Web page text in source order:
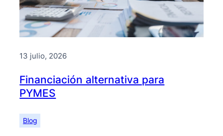
13 julio, 2026
Financiación alternativa para
PYMES
Blog